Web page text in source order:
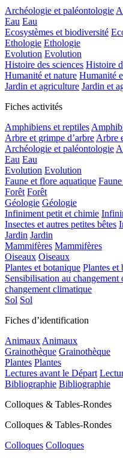
Archéologie et paléontologie
Eau Eau
Ecosystèmes et biodiversité
Ethologie Ethologie
Evolution Evolution
Histoire des sciences Histoire
Humanité et nature Humanité
Jardin et agriculture Jardin et
Fiches activités
Amphibiens et reptiles
Arbre et grimpe d’arbre Arbre
Archéologie et paléontologie
Eau Eau
Evolution Evolution
Faune et flore aquatique
Forêt Forêt
Géologie Géologie
Infiniment petit et chimie
Insectes et autres petites bêtes
Jardin Jardin
Mammifères Mammifères
Oiseaux Oiseaux
Plantes et botanique Plantes et
Sensibilisation au changement
changement climatique
Sol Sol
Fiches d’identification
Animaux Animaux
Grainothèque Grainothèque
Plantes Plantes
Lectures avant le Départ
Bibliographie Bibliographie
Colloques & Tables-Rondes
Colloques & Tables-Rondes
Colloques Colloques